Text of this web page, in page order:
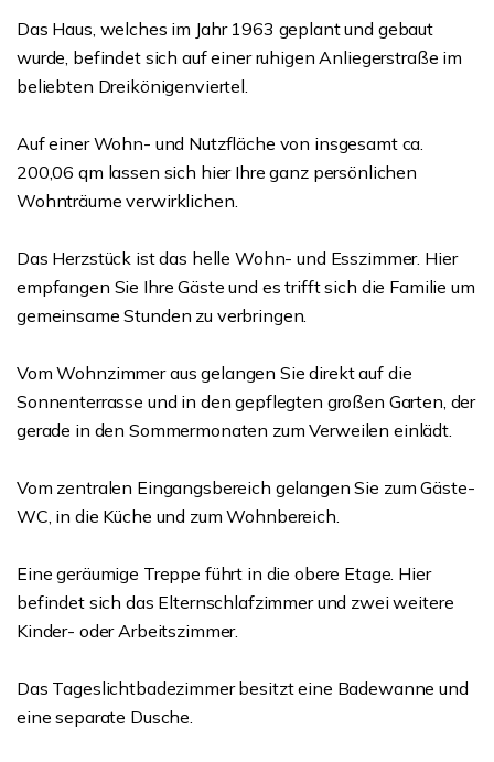
Das Haus, welches im Jahr 1963 geplant und gebaut
wurde, befindet sich auf einer ruhigen Anliegerstraße im
beliebten Dreikönigenviertel.
Auf einer Wohn- und Nutzfläche von insgesamt ca.
200,06 qm lassen sich hier Ihre ganz persönlichen
Wohnträume verwirklichen.
Das Herzstück ist das helle Wohn- und Esszimmer. Hier
empfangen Sie Ihre Gäste und es trifft sich die Familie um
gemeinsame Stunden zu verbringen.
Vom Wohnzimmer aus gelangen Sie direkt auf die
Sonnenterrasse und in den gepflegten großen Garten, der
gerade in den Sommermonaten zum Verweilen einlädt.
Vom zentralen Eingangsbereich gelangen Sie zum Gäste-
WC, in die Küche und zum Wohnbereich.
Eine geräumige Treppe führt in die obere Etage. Hier
befindet sich das Elternschlafzimmer und zwei weitere
Kinder- oder Arbeitszimmer.
Das Tageslichtbadezimmer besitzt eine Badewanne und
eine separate Dusche.